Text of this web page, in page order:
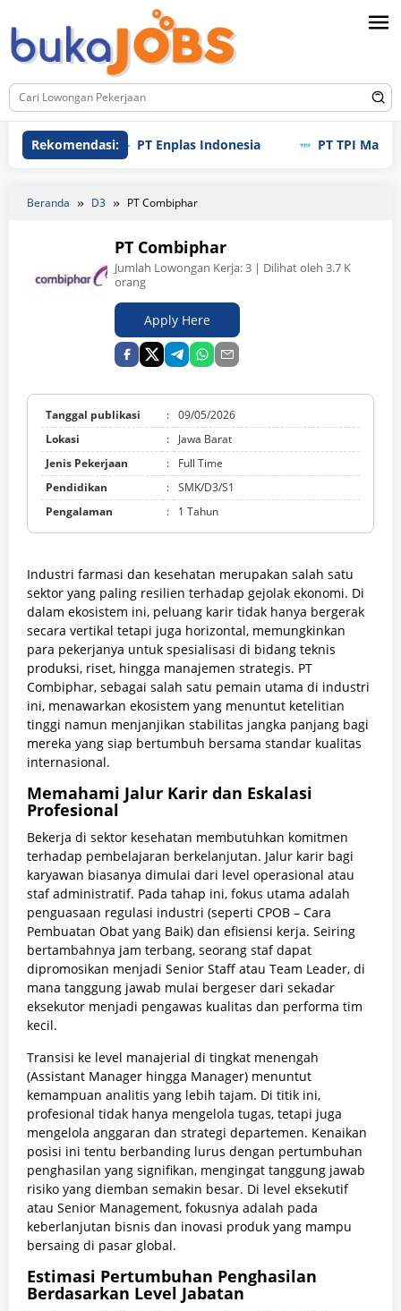
ke
konten
Rekomendasi:PT Enplas Indonesia PT TPI
Beranda D3 PT Combiphar
PT Combiphar
Jumlah Lowongan Kerja:3 | Dilihat oleh 3.7 K
orang
Apply Here
Tanggal publikasi : 09/05/2026
Lokasi
:
Jawa Barat
Jenis Pekerjaan
:
Full Time
Pendidikan
: SMK/D3/S1
Pengalaman
: 1 Tahun
Industri farmasi dan kesehatan merupakan salah satu
sektor yang paling resilien terhadap gejolak ekonomi. Di
dalam ekosistem ini, peluang karir tidak hanya bergerak
secara vertikal tetapi juga horizontal, memungkinkan
para pekerjanya untuk spesialisasi di bidang teknis
produksi, riset, hingga manajemen strategis. PT
Combiphar, sebagai salah satu pemain utama di industri
ini, menawarkan ekosistem yang menuntut ketelitian
tinggi namun menjanjikan stabilitas jangka panjang bagi
mereka yang siap bertumbuh bersama standar kualitas
internasional.
Memahami Jalur Karir dan Eskalasi
Profesional
Bekerja di sektor kesehatan membutuhkan komitmen
terhadap pembelajaran berkelanjutan. Jalur karir bagi
karyawan biasanya dimulai dari level operasional atau
staf administratif. Pada tahap ini, fokus utama adalah
penguasaan regulasi industri (seperti CPOB – Cara
Pembuatan Obat yang Baik) dan efisiensi kerja. Seiring
bertambahnya jam terbang, seorang staf dapat
dipromosikan menjadi Senior Staff atau Team Leader, di
mana tanggung jawab mulai bergeser dari sekadar
eksekutor menjadi pengawas kualitas dan performa tim
kecil.
Transisi ke level manajerial di tingkat menengah
(Assistant Manager hingga Manager) menuntut
kemampuan analitis yang lebih tajam. Di titik ini,
profesional tidak hanya mengelola tugas, tetapi juga
mengelola anggaran dan strategi departemen. Kenaikan
posisi ini tentu berbanding lurus dengan pertumbuhan
penghasilan yang signifikan, mengingat tanggung jawab
risiko yang diemban semakin besar. Di level eksekutif
atau Senior Management, fokusnya adalah pada
keberlanjutan bisnis dan inovasi produk yang mampu
bersaing di pasar global.
Estimasi Pertumbuhan Penghasilan
Berdasarkan Level Jabatan